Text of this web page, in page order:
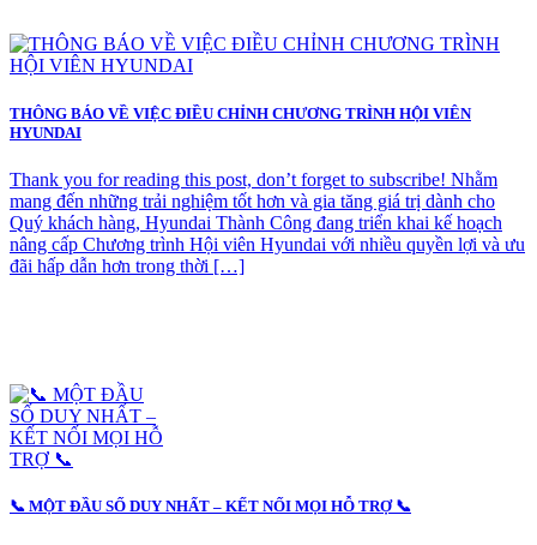
THÔNG BÁO VỀ VIỆC ĐIỀU CHỈNH CHƯƠNG TRÌNH HỘI VIÊN
HYUNDAI
Thank you for reading this post, don’t forget to subscribe! Nhằm
mang đến những trải nghiệm tốt hơn và gia tăng giá trị dành cho
Quý khách hàng, Hyundai Thành Công đang triển khai kế hoạch
nâng cấp Chương trình Hội viên Hyundai với nhiều quyền lợi và ưu
đãi hấp dẫn hơn trong thời […]
📞 MỘT ĐẦU SỐ DUY NHẤT – KẾT NỐI MỌI HỖ TRỢ 📞